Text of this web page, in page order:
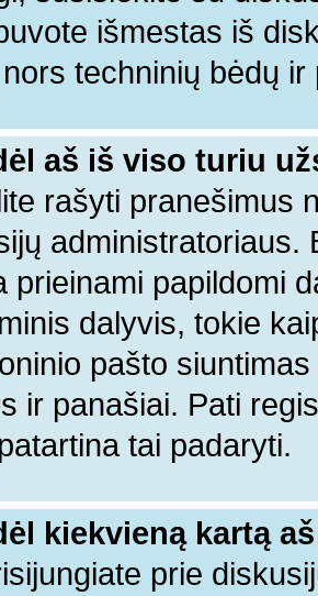
išmestas iš
techninių bėdų
aš iš viso turiu
rašyti pranešimus
administratoriaus.
prieinami papildomi
dalyvis, tokie
pašto
ir panašiai. Pati
tai padaryti.
kiekvieną kartą
prie